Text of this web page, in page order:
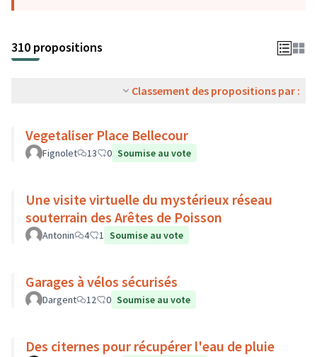
310 propositions
Classement des propositions par :
Vegetaliser Place Bellecour
Fignolet 13 0 Soumise au vote
Une visite virtuelle du mystérieux réseau
souterrain des Arêtes de Poisson
Antonin 4 1 Soumise au vote
Garages à vélos sécurisés
Dargent 12 0 Soumise au vote
Des citernes pour récupérer l'eau de pluie